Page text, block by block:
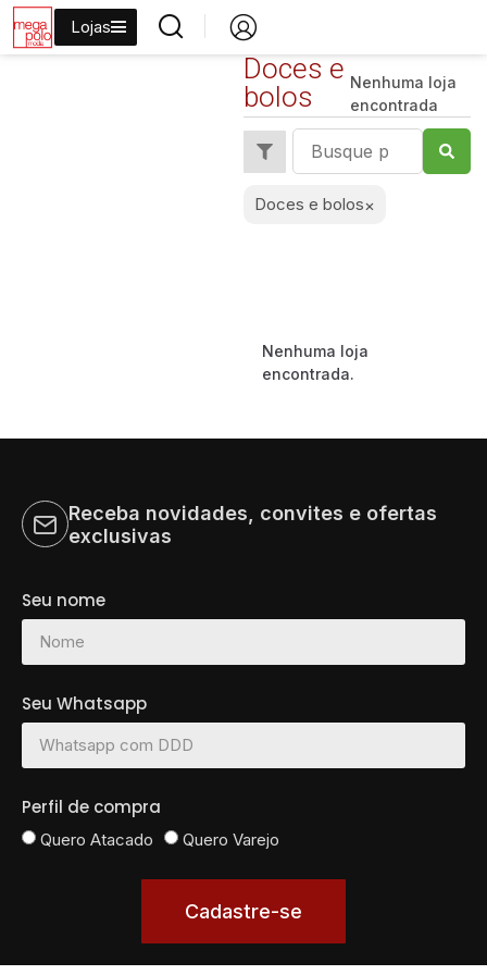
Lojas
Doces e
bolos
Nenhuma loja
encontrada
Doces e bolos×
Nenhuma loja
encontrada.
Receba novidades, convites e ofertas
exclusivas
Seu nome
Seu Whatsapp
Perfil de compra
Quero Atacado Quero Varejo
Cadastre-se